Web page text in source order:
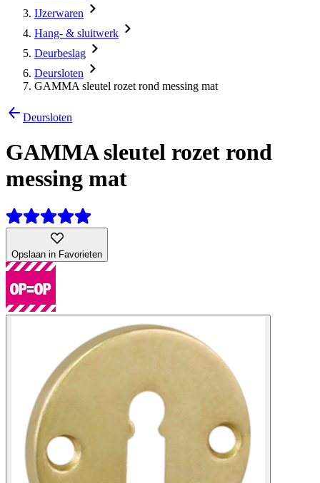
IJzerwaren
Hang- & sluitwerk
Deurbeslag
Deursloten
GAMMA sleutel rozet rond messing mat
Deursloten
GAMMA sleutel rozet rond
messing mat
Opslaan in Favorieten